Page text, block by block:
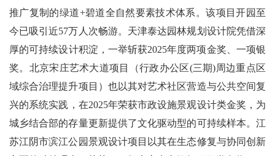
推广复制的绿道+碧道全自然要素技术体系。该项目开园至
今已吸引近57万人次畅游。天津泰达园林规划设计院凭借深
厚的可持续设计积淀，一举斩获2025年度两项金奖、一项银
奖。北京宋庄艺术大道项目（行政办公区(三期)周边重点区
域综合治理提升项目）也以其对艺术社区营造与公共空间复
兴的系统实践，在2025年荣获市政设施景观设计类金奖，为
城乡结合部的存量更新提供了文化驱动型的可持续样本。江
苏江阴市滨江公园景观设计项目以其在生态修复与协同创新